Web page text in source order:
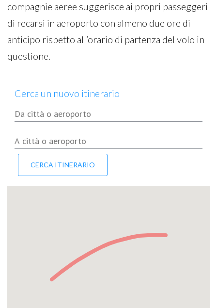
compagnie aeree suggerisce ai propri passeggeri
di recarsi in aeroporto con almeno due ore di
anticipo rispetto all’orario di partenza del volo in
questione.
Cerca un nuovo itinerario